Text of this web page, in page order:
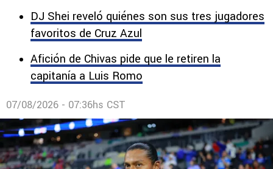
DJ Shei reveló quiénes son sus tres jugadores
favoritos de Cruz Azul
Afición de Chivas pide que le retiren la
capitanía a Luis Romo
07/08/2026 - 07:36hs CST